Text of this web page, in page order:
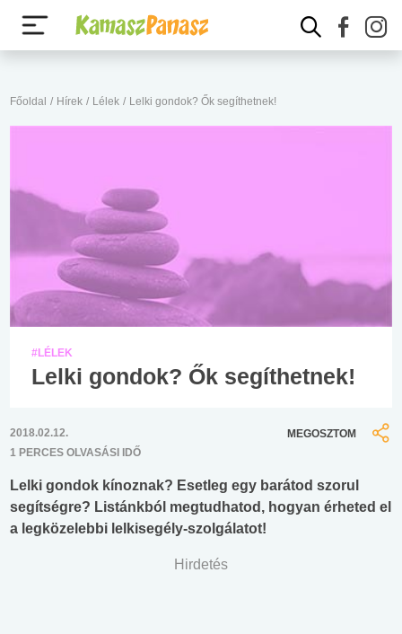
Főoldal / Hírek / Lélek / Lelki gondok? Ők segíthetnek!
#LÉLEK
Lelki gondok? Ők segíthetnek!
2018.02.12.
1 PERCES OLVASÁSI IDŐ
MEGOSZTOM
Lelki gondok kínoznak? Esetleg egy barátod szorul
segítségre? Listánkból megtudhatod, hogyan érheted el
a legközelebbi lelkisegély-szolgálatot!
Hirdetés